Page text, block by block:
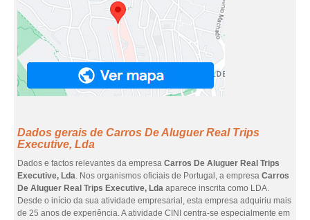
Dados gerais de Carros De Aluguer Real Trips
Executive, Lda
Dados e factos relevantes da empresa Carros De Aluguer Real Trips
Executive, Lda. Nos organismos oficiais de Portugal, a empresa Carros
De Aluguer Real Trips Executive, Lda aparece inscrita como LDA.
Desde o início da sua atividade empresarial, esta empresa adquiriu mais
de 25 anos de experiência. A atividade CINI centra-se especialmente em